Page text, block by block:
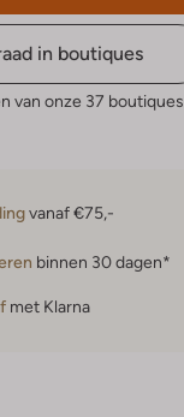
in boutiques
van onze 37 boutiques
vanaf €75,-
binnen 30 dagen*
met Klarna